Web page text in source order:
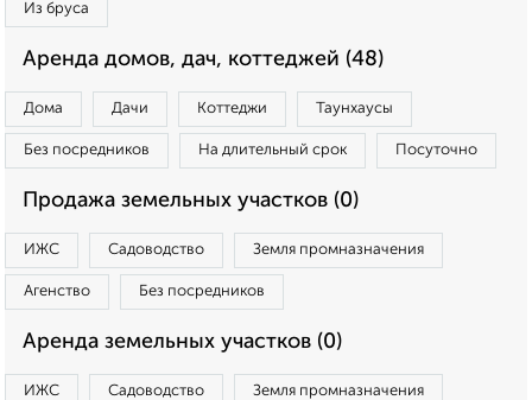
Из бруса
Аренда домов, дач, коттеджей (48)
Дома Дачи Коттеджи Таунхаусы
Без посредников На длительный срок Посуточно
Продажа земельных участков (0)
ИЖС Садоводство Земля промназначения
Агенство Без посредников
Аренда земельных участков (0)
ИЖС Садоводство Земля промназначения